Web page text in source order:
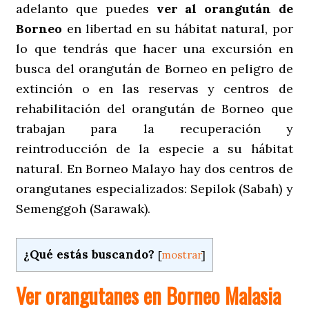
adelanto que puedes ver al orangután de
Borneo en libertad en su hábitat natural, por
lo que tendrás que hacer una excursión en
busca del orangután de Borneo en peligro de
extinción o en las reservas y centros de
rehabilitación del orangután de Borneo que
trabajan para la recuperación y
reintroducción de la especie a su hábitat
natural. En Borneo Malayo hay dos centros de
orangutanes especializados: Sepilok (Sabah) y
Semenggoh (Sarawak).
¿Qué estás buscando? [mostrar]
Ver orangutanes en Borneo Malasia